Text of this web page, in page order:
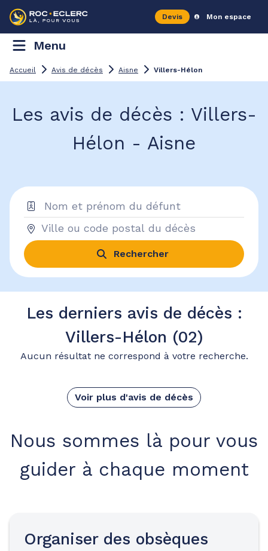
Devis Mon espace
Menu
Accueil Avis de décès Aisne Villers-Hélon
Les avis de décès : Villers-
Hélon - Aisne
Rechercher
Les derniers avis de décès :
Villers-Hélon (02)
Aucun résultat ne correspond à votre recherche.
Voir plus d'avis de décès
Nous sommes là pour vous
guider à chaque moment
Organiser des obsèques